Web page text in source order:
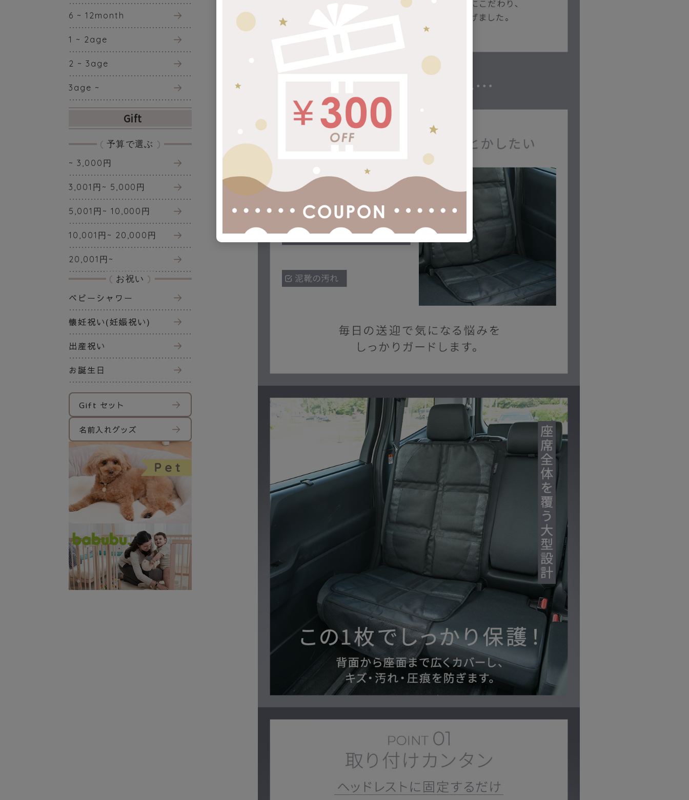
6 ~ 12month
1 ~ 2age
2 ~ 3age
3age ~
Gift
予算で選ぶ
~ 3,000円
3,001円~ 5,000円
5,001円~ 10,000円
10,001円~ 20,000円
20,001円~
お祝い
ベビーシャワー
懐妊祝い(妊娠祝い)
出産祝い
お誕生日
Gift セット
名前入れグッズ